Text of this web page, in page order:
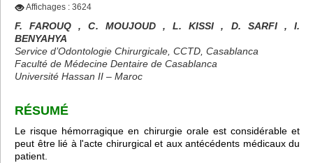
Affichages : 3624
F. FAROUQ , C. MOUJOUD , L. KISSI , D. SARFI , I.
BENYAHYA
Service d’Odontologie Chirurgicale, CCTD, Casablanca
Faculté de Médecine Dentaire de Casablanca
Université Hassan II – Maroc
RÉSUMÉ
Le risque hémorragique en chirurgie orale est considérable et
peut être lié à l'acte chirurgical et aux antécédents médicaux du
patient.